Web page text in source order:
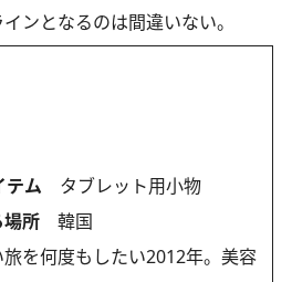
ンとなるのは間違いない。
テム タブレット用小物
所 韓国
を何度もしたい2012年。美容